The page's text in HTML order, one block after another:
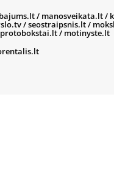
/ manosveikata.lt/
/seostraipsnis.lt/
protobokstai.lt/ motinyste.lt